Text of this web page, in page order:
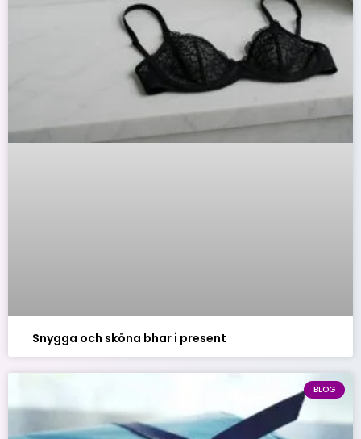
Snygga och sköna bhar i present
BLOG